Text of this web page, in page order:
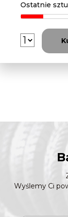
Ostatnie
Wyślemy Ci